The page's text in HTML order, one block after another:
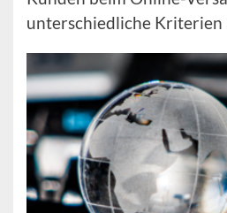
unterschiedliche Kriterien